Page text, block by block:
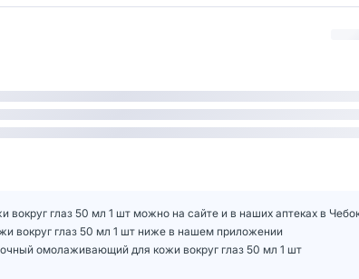
глаз 50 мл 1 шт можно на сайте и в наших аптеках в
вокруг глаз 50 мл 1 шт ниже в нашем приложении
омолаживающий для кожи вокруг глаз 50 мл 1 шт